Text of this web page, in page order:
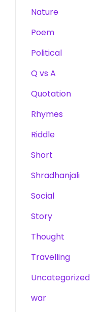
Nature
Poem
Political
Q vs A
Quotation
Rhymes
Riddle
Short
Shradhanjali
Social
Story
Thought
Travelling
Uncategorized
war